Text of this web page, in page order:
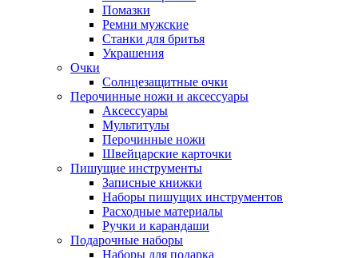
Помазки
Ремни мужские
Станки для бритья
Украшения
Очки
Солнцезащитные очки
Перочинные ножи и аксессуары
Аксессуары
Мультитулы
Перочинные ножи
Швейцарские карточки
Пишущие инструменты
Записные книжки
Наборы пишущих инструментов
Расходные материалы
Ручки и карандаши
Подарочные наборы
Наборы для подарка